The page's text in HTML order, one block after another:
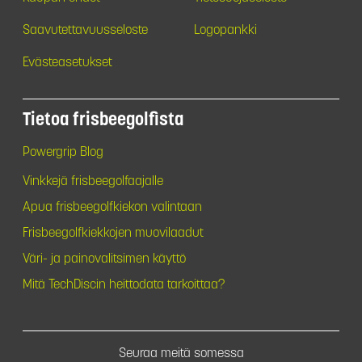
Saavutettavuusseloste Logopankki
Evästeasetukset
Tietoa frisbeegolfista
Powergrip Blog
Vinkkejä frisbeegolfaajalle
Apua frisbeegolfkiekon valintaan
Frisbeegolfkiekkojen muovilaadut
Väri- ja painovalitsimen käyttö
Mitä TechDiscin heittodata tarkoittaa?
Seuraa meitä somessa